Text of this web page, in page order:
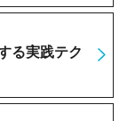
る実践テク